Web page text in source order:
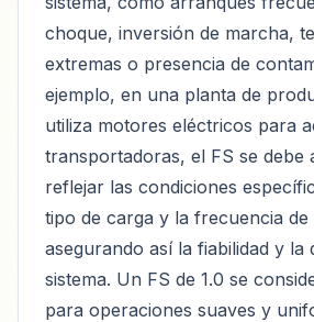
choque, inversión de marcha,
extremas o presencia de
ejemplo, en una planta de
utiliza motores eléctricos para
transportadoras, el FS se debe
reflejar las condiciones
tipo de carga y la frecuencia
asegurando así la fiabilidad y la
sistema. Un FS de 1.0 se
para operaciones suaves y